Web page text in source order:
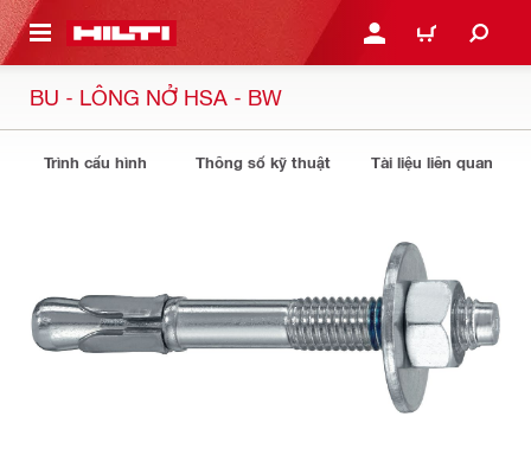
NỘI DUNG CHÍNH ĐĂNG NHẬP HOẶC
GIỎ HÀNG
BU - LÔNG NỞ HSA - BW
Trình cấu hình Thông số kỹ thuật Tài liệu liên quan